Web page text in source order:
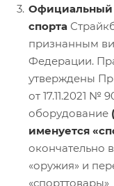
Официальный
спорта
признанным
Федерации.
утверждены
от 17.11.2021 №
оборудование
именуется
окончательно
«оружия» и
«спорттовары»